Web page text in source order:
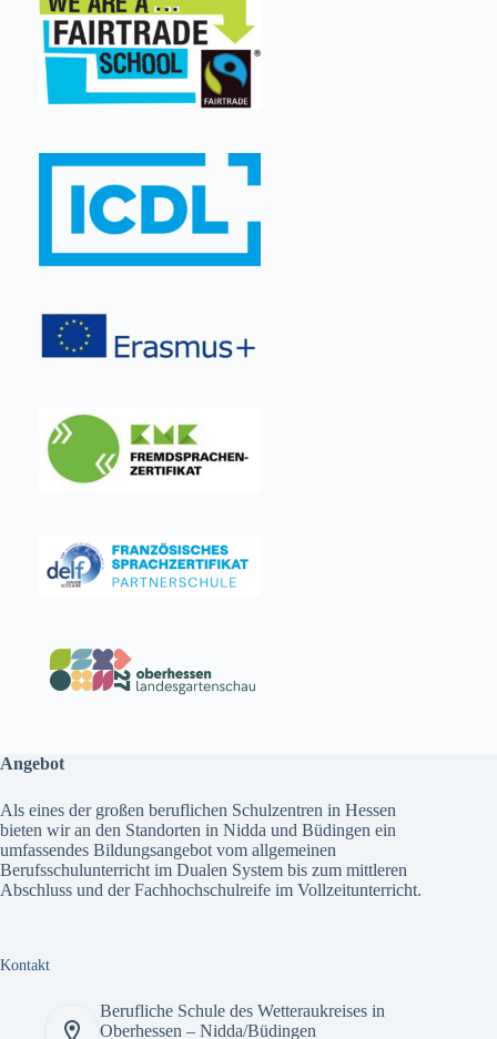
Angebot
Als eines der großen beruflichen Schulzentren in Hessen
bieten wir an den Standorten in Nidda und Büdingen ein
umfassendes Bildungsangebotvom allgemeinen
Berufsschulunterricht im Dualen System bis zum mittleren
Abschluss und der Fachhochschulreife im Vollzeitunterricht.
Kontakt
Berufliche Schule des Wetteraukreises in
Oberhessen – Nidda/Büdingen